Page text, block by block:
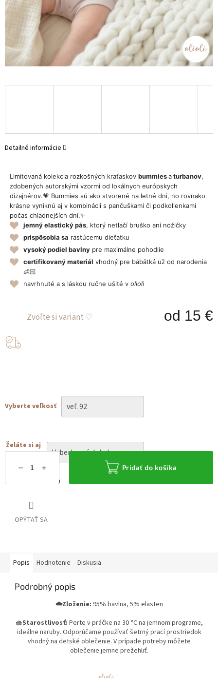
od 15 €
Vyberte veľkosť
Želáte si aj
čelenku?
Možnosti doručenia
Pridať do košíka
Limitovaná kolekcia rozkošných kraťaskov bummiesaturbanov,
zdobených autorskými vzormi od lokálnych európskych
dizajnérov.💗 Bummies sú ako stvorené na letné dni, no rovnako
krásne vyniknú aj v kombinácii s pančuškami či podkolienkami
počas chladnejších dní.✨
jemný elastický pás, ktorý netlačí bruško ani nožičky
prispôsobia sa rastúcemu dieťatku
vysoký podiel bavlny pre maximálne pohodlie
certifikovaný materiál vhodný pre bábätká už od narodenia
👶🏻
navrhnuté a s láskou ručne ušité v olioli
Detailné informácie
OPÝTAŤ SA
Popis Hodnotenie Diskusia
Podrobný popis
☁️Zloženie: 95% bavlna, 5% elasten
🧺Starostlivosť: Perte v práčke na 30 °C na jemnom programe,
ideálne naruby. Odporúčame používať šetrný prací prostriedok
vhodný na detské oblečenie. V prípade potreby môžete
oblečenie jemne prežehliť.